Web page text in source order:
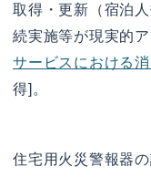
取得・更新（宿泊
続実施等が現実的
サービスにおける
得]。
住宅用火災警報器